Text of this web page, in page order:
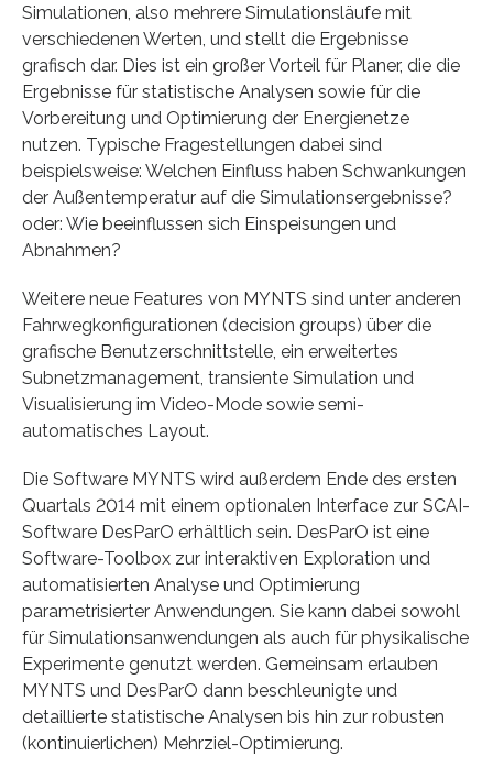
Simulationen, also mehrere Simulationsläufe mit
verschiedenen Werten, und stellt die Ergebnisse
grafisch dar. Dies ist ein großer Vorteil für Planer, die die
Ergebnisse für statistische Analysen sowie für die
Vorbereitung und Optimierung der Energienetze
nutzen. Typische Fragestellungen dabei sind
beispielsweise: Welchen Einfluss haben Schwankungen
der Außentemperatur auf die Simulationsergebnisse?
oder: Wie beeinflussen sich Einspeisungen und
Abnahmen?
Weitere neue Features von MYNTS sind unter anderen
Fahrwegkonfigurationen (decision groups) über die
grafische Benutzerschnittstelle, ein erweitertes
Subnetzmanagement, transiente Simulation und
Visualisierung im Video-Mode sowie semi-
automatisches Layout.
Die Software MYNTS wird außerdem Ende des ersten
Quartals 2014 mit einem optionalen Interface zur SCAI-
Software DesParO erhältlich sein. DesParO ist eine
Software-Toolbox zur interaktiven Exploration und
automatisierten Analyse und Optimierung
parametrisierter Anwendungen. Sie kann dabei sowohl
für Simulationsanwendungen als auch für physikalische
Experimente genutzt werden. Gemeinsam erlauben
MYNTS und DesParO dann beschleunigte und
detaillierte statistische Analysen bis hin zur robusten
(kontinuierlichen) Mehrziel-Optimierung.